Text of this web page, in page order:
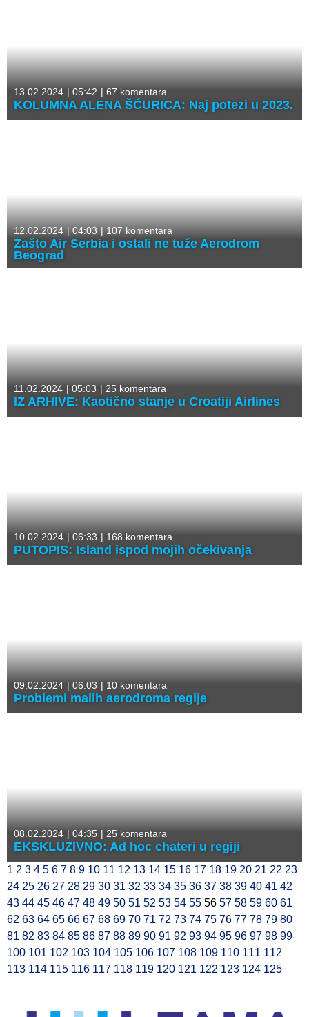
13.02.2024 | 05:42 | 67 komentara
KOLUMNA ALENA ŠĆURICA: Naj potezi u 2023.
12.02.2024 |04:03 |107 komentara
Zašto Air Serbia i ostali ne tuže Aerodrom
Beograd
11.02.2024 | 05:03 | 25 komentara
IZ ARHIVE: Kaotično stanje u Croatiji Airlines
10.02.2024 | 06:33 | 168 komentara
PUTOPIS: Island ispod mojih očekivanja
09.02.2024 | 06:03 | 10 komentara
Problemi malih aerodroma regije
08.02.2024 | 04:35 | 25 komentara
EKSKLUZIVNO: Ad hoc chateri u regiji
1 2 3 4 5 6 7 8 9 10 11 12 13 14 15 16 17 18 19 20 21 22 23
24 25 26 27 28 29 30 31 32 33 34 35 36 37 38 39 40 41 42
43 44 45 46 47 48 49 50 51 52 53 54 55 56 57 58 59 60 61
62 63 64 65 66 67 68 69 70 71 72 73 74 75 76 77 78 79 80
81 82 83 84 85 86 87 88 89 90 91 92 93 94 95 96 97 98 99
100 101 102 103 104 105 106 107 108 109 110 111 112
113 114 115 116 117 118 119 120 121 122 123 124 125